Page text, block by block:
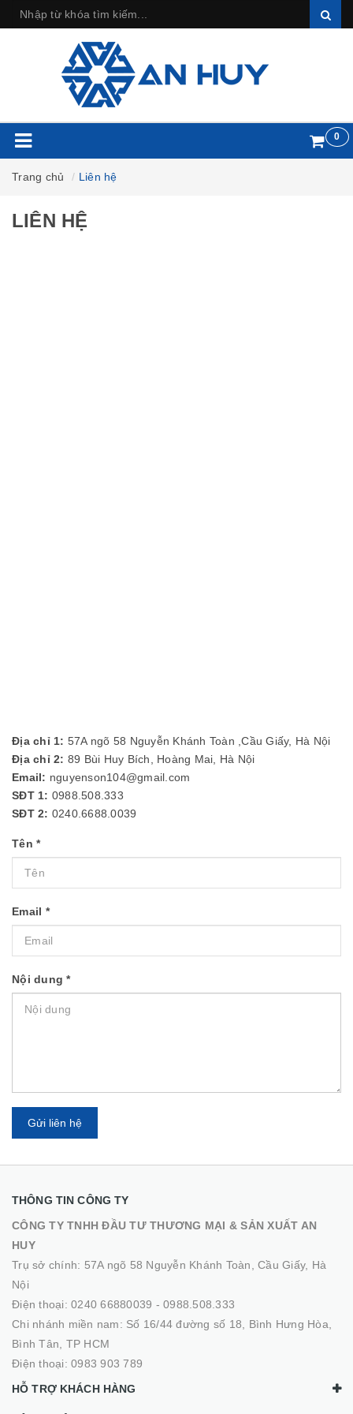
0
Trang chủ Liên hệ
LIÊN HỆ
Địa chỉ 1: 57A ngõ 58 Nguyễn Khánh Toàn ,Cầu Giấy, Hà Nội
Địa chỉ 2: 89 Bùi Huy Bích, Hoàng Mai, Hà Nội
Email: nguyenson104@gmail.com
SĐT 1: 0988.508.333
SĐT 2: 0240.6688.0039
Tên *
Email *
Nội dung*
Gửi liên hệ
THÔNG TIN CÔNG TY
CÔNG TY TNHH ĐẦU TƯ THƯƠNG MẠI & SẢN XUẤT AN
HUY
Trụ sở chính: 57A ngõ 58 Nguyễn Khánh Toàn, Cầu Giấy, Hà
Nội
Điện thoại: 0240 66880039 - 0988.508.333
Chi nhánh miền nam: Số 16/44 đường số 18, Bình Hưng Hòa,
Bình Tân, TP HCM
Điện thoại: 0983 903 789
HỖ TRỢ KHÁCH HÀNG